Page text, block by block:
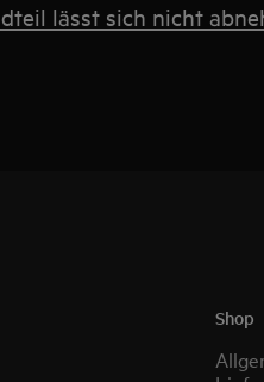
lässt sich nicht
Shop